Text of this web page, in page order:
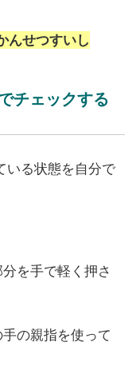
んせつすいし
チェックする
いる状態を自分で
を手で軽く押さ
の親指を使って